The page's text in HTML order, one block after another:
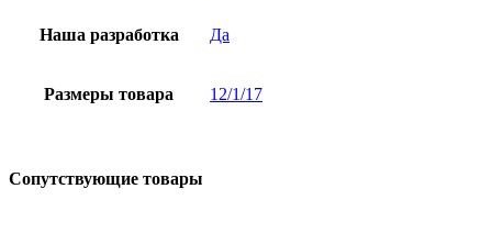
Наша разработка Да
Размеры товара 12/1/17
Сопутствующие товары